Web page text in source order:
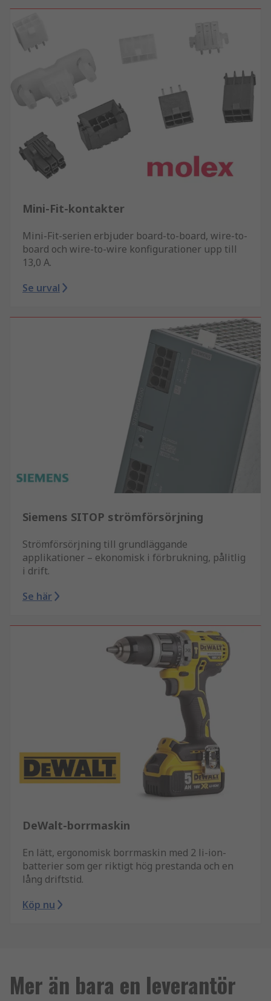
Mini-Fit-kontakter
Mini-Fit-serien erbjuder board-to-board, wire-to-
board och wire-to-wire konfigurationer upp till
13,0 A.
Se urval
Siemens SITOP strömförsörjning
Strömförsörjning till grundläggande
applikationer – ekonomisk i förbrukning, pålitlig
i drift.
Se här
DeWalt-borrmaskin
En lätt, ergonomisk borrmaskin med 2 li-ion-
batterier som ger riktigt hög prestanda och en
lång driftstid.
Köp nu
Mer än bara en leverantör